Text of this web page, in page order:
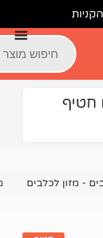
מזון לכלבים סיבאו כבש 2.5